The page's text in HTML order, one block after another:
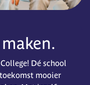
Dé school
mooier